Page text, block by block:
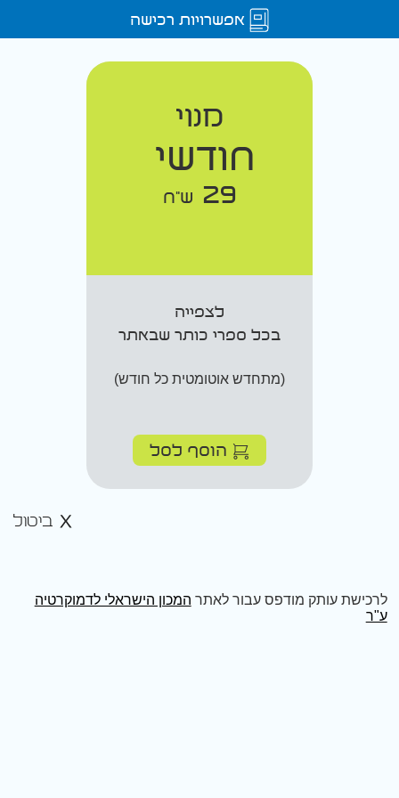
אפשרויות רכישה
מנוי
חודשי
29 ש"ח
לצפייה
בכל ספרי כותר שבאתר
(מתחדש אוטומטית כל חודש)
הוסף לסל
ביטול
לרכישת עותק מודפס עבור לאתר המכון הישראלי לדמוקרטיה
ע"ר